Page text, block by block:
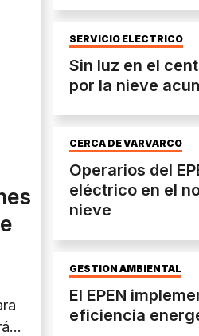
SERVICIO ELÉCTRICO
Sin luz en el
por la nieve
CERCA DE VARVARCO
Operarios del
eléctrico en el
nieve
GESTIÓN AMBIENTAL
El EPEN
eficiencia